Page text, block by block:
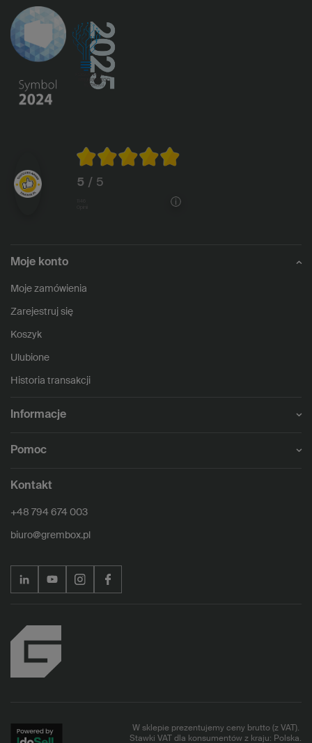
5 / 5
Moje konto
Moje zamówienia
Zarejestruj się
Koszyk
Ulubione
Historia transakcji
Informacje
Pomoc
Kontakt
+48 794 674 003
biuro@grembox.pl
W sklepie prezentujemy ceny brutto (z VAT).
Stawki VAT dla konsumentów z kraju: Polska.